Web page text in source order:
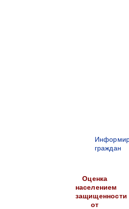
граждан
Оценка
населением
защищенности
от